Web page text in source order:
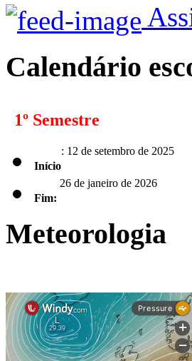
Calendário
1º Semestre
Início: 12 de setembro de 2025
Fim: 26 de janeiro de 2026
2º Semestre
Fim:
5 de junhode 2026 para os alunos
Meteorologia